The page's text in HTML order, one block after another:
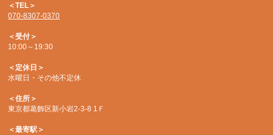
＜TEL＞
070-8307-0370
＜受付＞
10:00～19:30
＜定休日＞
水曜日・その他不定休
＜住所＞
東京都葛飾区新小岩2-3-8 1Ｆ
＜最寄駅＞